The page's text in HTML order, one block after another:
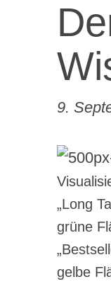
9.
„Long
grüne
gelbe